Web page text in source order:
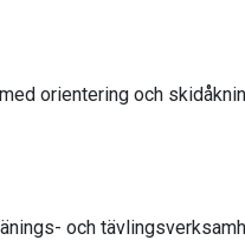
orientering och
och